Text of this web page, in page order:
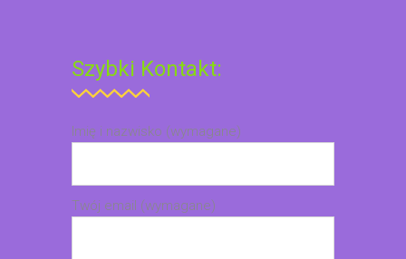
Szybki Kontakt:
Imię i nazwisko (wymagane)
Twój email (wymagane)